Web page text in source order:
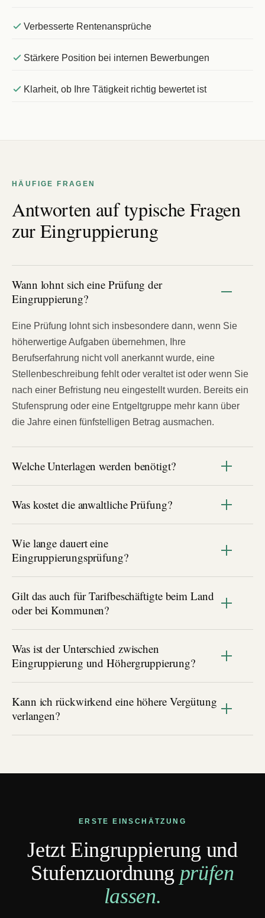
Verbesserte Rentenansprüche
Stärkere Position bei internen Bewerbungen
Klarheit, ob Ihre Tätigkeit richtig bewertet ist
HÄUFIGE FRAGEN
Antworten auf typische Fragen
zur Eingruppierung
Wann lohnt sich eine Prüfung der
Eingruppierung?
Eine Prüfung lohnt sich insbesondere dann, wenn Sie
höherwertige Aufgaben übernehmen, Ihre
Berufserfahrung nicht voll anerkannt wurde, eine
Stellenbeschreibung fehlt oder veraltet ist oder wenn Sie
nach einer Befristung neu eingestellt wurden. Bereits ein
Stufensprung oder eine Entgeltgruppe mehr kann über
die Jahre einen fünfstelligen Betrag ausmachen.
Welche Unterlagen werden benötigt?
Was kostet die anwaltliche Prüfung?
Wie lange dauert eine
Eingruppierungsprüfung?
Gilt das auch für Tarifbeschäftigte beim Land
oder bei Kommunen?
Was ist der Unterschied zwischen
Eingruppierung und Höhergruppierung?
Kann ich rückwirkend eine höhere Vergütung
verlangen?
ERSTE EINSCHÄTZUNG
Jetzt Eingruppierung und
Stufenzuordnung prüfen
lassen.